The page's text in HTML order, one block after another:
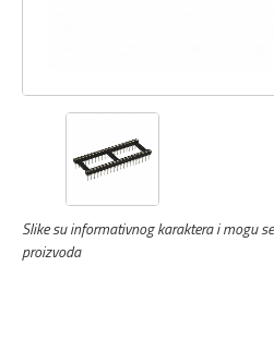
Slike su informativnog karaktera i mogu
proizvoda